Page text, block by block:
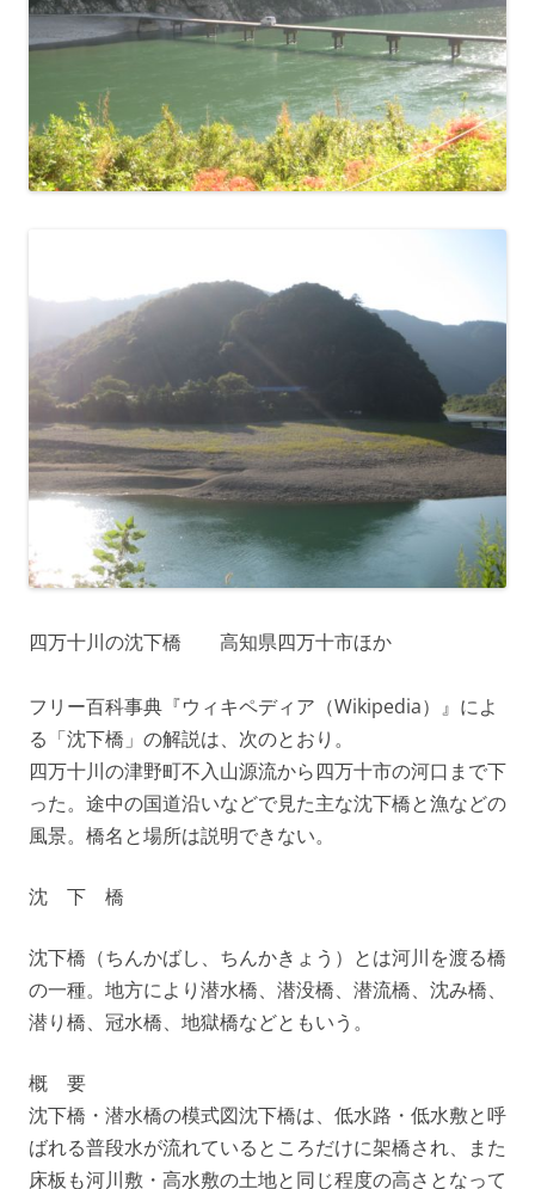
四万十川の沈下橋 高知県四万十市ほか
フリー百科事典『ウィキペディア（Wikipedia）』によ
る「沈下橋」の解説は、次のとおり。
四万十川の津野町不入山源流から四万十市の河口まで下
った。途中の国道沿いなどで見た主な沈下橋と漁などの
風景。橋名と場所は説明できない。
沈 下 橋
沈下橋（ちんかばし、ちんかきょう）とは河川を渡る橋
の一種。地方により潜水橋、潜没橋、潜流橋、沈み橋、
潜り橋、冠水橋、地獄橋などともいう。
概 要
沈下橋・潜水橋の模式図沈下橋は、低水路・低水敷と呼
ばれる普段水が流れているところだけに架橋され、また
床板も河川敷・高水敷の土地と同じ程度の高さとなって